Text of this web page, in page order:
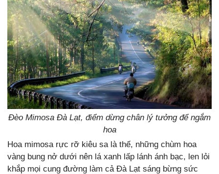
Đèo Mimosa Đà Lạt, điểm dừng chân lý tưởng để ngắm
hoa
Hoa mimosa rực rỡ kiêu sa là thế, những chùm hoa
vàng bung nở dưới nên lá xanh lấp lánh ánh bạc, len lỏi
khắp mọi cung đường làm cả Đà Lạt sáng bừng sức